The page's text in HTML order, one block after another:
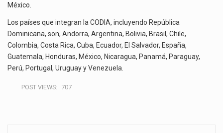
México.
Los países que integran la CODIA, incluyendo República
Dominicana, son, Andorra, Argentina, Bolivia, Brasil, Chile,
Colombia, Costa Rica, Cuba, Ecuador, El Salvador, España,
Guatemala, Honduras, México, Nicaragua, Panamá, Paraguay,
Perú, Portugal, Uruguay y Venezuela.
POST VIEWS: 707